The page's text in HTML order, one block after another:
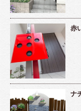
赤
ナ